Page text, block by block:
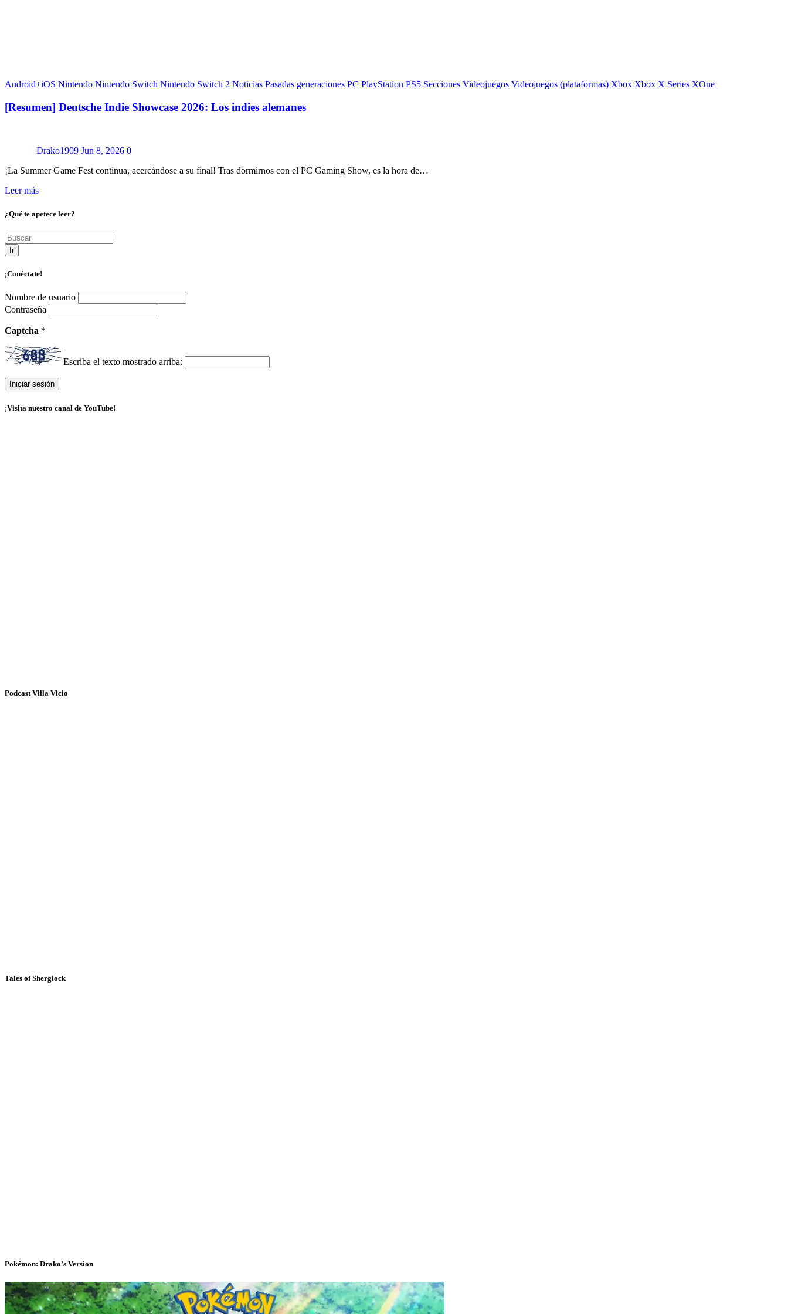
Android+iOS Nintendo Nintendo Switch Nintendo Switch 2 Noticias Pasadas generaciones PC PlayStation PS5 Secciones Videojuegos Videojuegos (plataformas) Xbox Xbox X Series XOne
[Resumen] Deutsche Indie Showcase 2026: Los indies alemanes
Drako1909 Jun 8, 2026 0
¡La Summer Game Fest continua, acercándose a su final! Tras dormirnos con el PC Gaming Show, es la hora de…
Leer más
¿Qué te apetece leer?
Ir
¡Conéctate!
Nombre de usuario
Contraseña
Captcha *
Escriba el texto mostrado arriba:
¡Visita nuestro canal de YouTube!
Podcast Villa Vicio
Tales of Shergiock
Pokémon: Drako’s Version